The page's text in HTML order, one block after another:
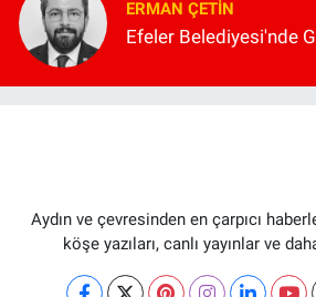
ERMAN ÇETIN
Efeler Belediyesi'nde
Aydın ve çevresinden en çarpıcı
köşe yazıları, canlı yayınlar ve